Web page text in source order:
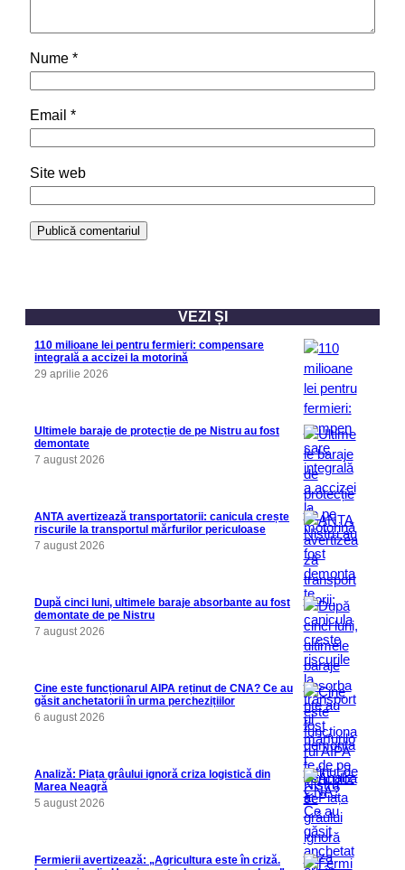
Nume *
Email *
Site web
VEZI ȘI
110 milioane lei pentru fermieri: compensare
integrală a accizei la motorină
29 aprilie 2026
Ultimele baraje de protecție de pe Nistru au fost
demontate
7 august 2026
ANTA avertizează transportatorii: canicula crește
riscurile la transportul mărfurilor periculoase
7 august 2026
După cinci luni, ultimele baraje absorbante au fost
demontate de pe Nistru
7 august 2026
Cine este funcționarul AIPA reținut de CNA? Ce au
găsit anchetatorii în urma perchezițiilor
6 august 2026
Analiză: Piața grâului ignoră criza logistică din
Marea Neagră
5 august 2026
Fermierii avertizează: „Agricultura este în criză.